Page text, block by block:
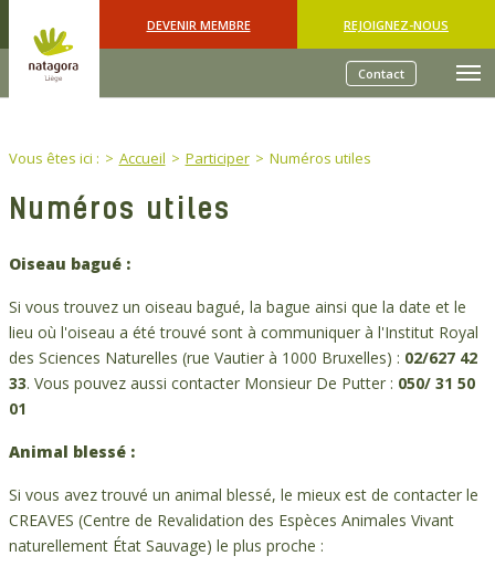
DEVENIR MEMBRE REJOIGNEZ-NOUS
Contact
You are here:
Vous êtes ici : Accueil Participer Numéros utiles
Numéros utiles
Oiseau bagué :
Si vous trouvez un oiseau bagué, la bague ainsi que la date et le
lieu où l'oiseau a été trouvé sont à communiquer à l'Institut Royal
des Sciences Naturelles (rue Vautier à 1000 Bruxelles) : 02/627 42
33. Vous pouvez aussi contacter Monsieur De Putter : 050/ 31 50
01
Animal blessé :
Si vous avez trouvé un animal blessé, le mieux est de contacter le
CREAVES (Centre de Revalidation des Espèces Animales Vivant
naturellement État Sauvage) le plus proche :